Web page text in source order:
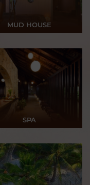
MUD HOUSE
SPA